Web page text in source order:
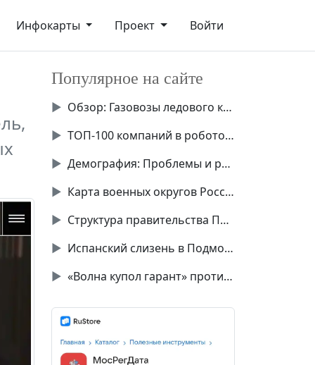
Инфокарты Проект Войти
Популярное на сайте
▶
Обзор: Газовозы ледового класса Аrc7
▶
ТОП-100 компаний в робототехнике России
▶
Демография: Проблемы и решения
▶
Карта военных округов России
▶
Структура правительства Подмосковья
▶
Испанский слизень в Подмосковье
▶
«Волна купол гарант» против Starlink